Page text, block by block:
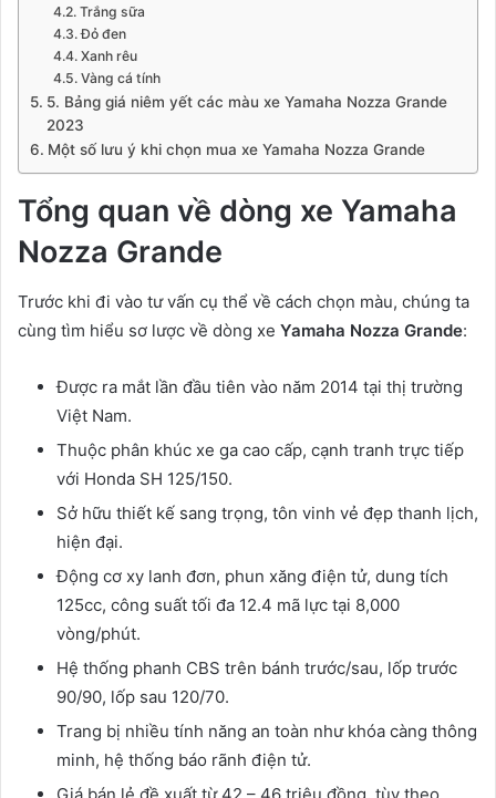
Trắng sữa
Đỏ đen
Xanh rêu
Vàng cá tính
5. Bảng giá niêm yết các màu xe Yamaha Nozza Grande
2023
Một số lưu ý khi chọn mua xe Yamaha Nozza Grande
Tổng quan về dòng xe Yamaha
Nozza Grande
Trước khi đi vào tư vấn cụ thể về cách chọn màu, chúng ta
cùng tìm hiểu sơ lược về dòng xe Yamaha Nozza Grande:
Được ra mắt lần đầu tiên vào năm 2014 tại thị trường
Việt Nam.
Thuộc phân khúc xe ga cao cấp, cạnh tranh trực tiếp
với Honda SH 125/150.
Sở hữu thiết kế sang trọng, tôn vinh vẻ đẹp thanh lịch,
hiện đại.
Động cơ xy lanh đơn, phun xăng điện tử, dung tích
125cc, công suất tối đa 12.4 mã lực tại 8,000
vòng/phút.
Hệ thống phanh CBS trên bánh trước/sau, lốp trước
90/90, lốp sau 120/70.
Trang bị nhiều tính năng an toàn như khóa càng thông
minh, hệ thống báo rãnh điện tử.
Giá bán lẻ đề xuất từ 42 – 46 triệu đồng, tùy theo